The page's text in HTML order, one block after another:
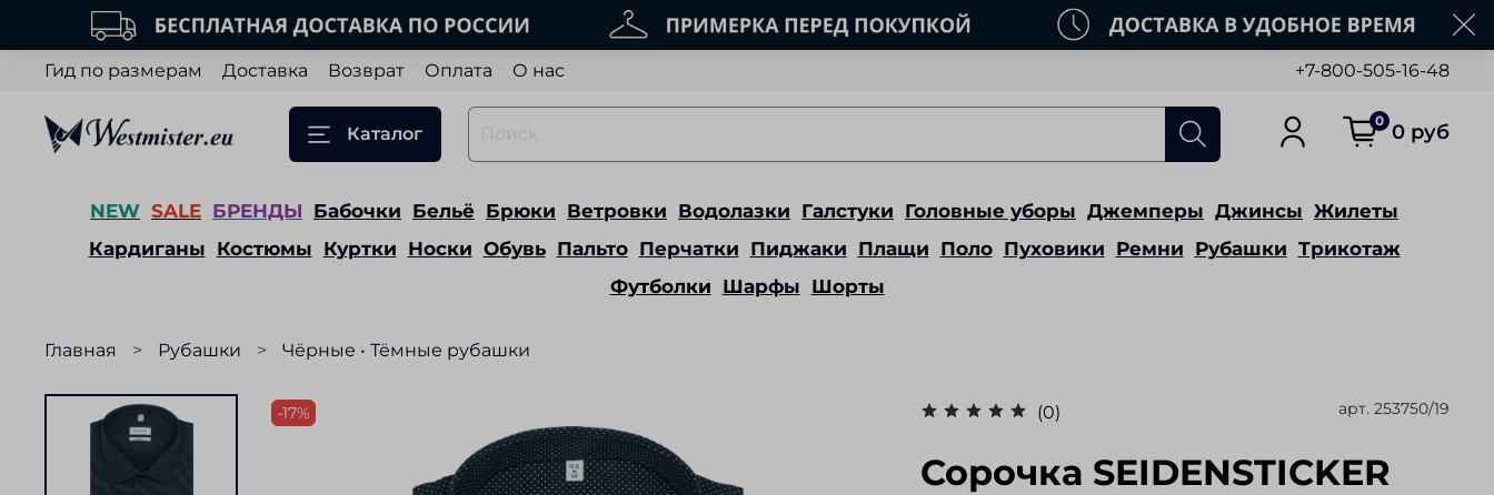
Гид по размерам Доставка Возврат Оплата О нас +7-800-505-16-48
Каталог
0 0 руб
NEW SALE БРЕНДЫ Бабочки Бельё Брюки Ветровки Водолазки Галстуки Головные уборы Джемперы Джинсы Жилеты
Кардиганы Костюмы Куртки Носки Обувь Пальто Перчатки Пиджаки Плащи Поло Пуховики Ремни Рубашки Трикотаж
Футболки Шарфы Шорты
Главная Рубашки Чёрные • Тёмные рубашки
-17% (0) арт. 253750/19
Сорочка SEIDENSTICKER